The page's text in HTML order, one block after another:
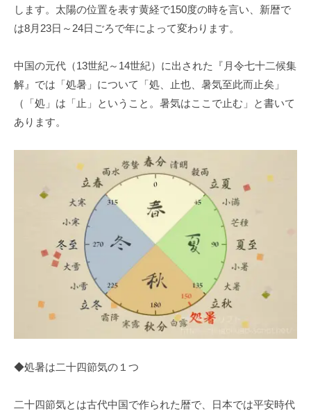
します。太陽の位置を表す黄経で150度の時を言い、新暦で
は8月23日～24日ごろで年によって変わります。
中国の元代（13世紀～14世紀）に出された『月令七十二候集
解』では「処暑」について「処、止也、暑気至此而止矣」
（「処」は「止」ということ。暑気はここで止む」と書いて
あります。
◆処暑は二十四節気の１つ
二十四節気とは古代中国で作られた暦で、日本では平安時代